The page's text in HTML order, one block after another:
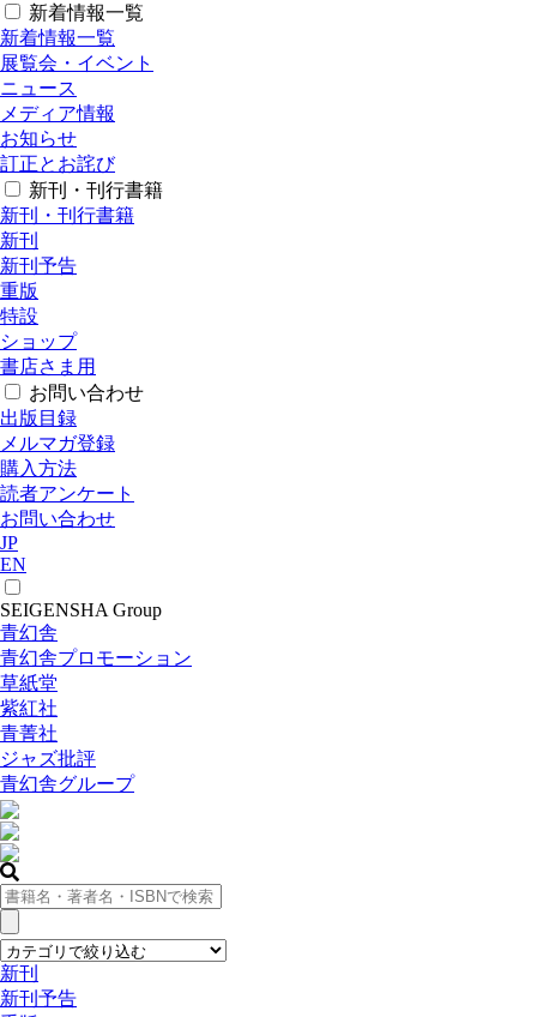
新着情報一覧
新着情報一覧
展覧会・イベント
ニュース
メディア情報
お知らせ
訂正とお詫び
新刊・刊行書籍
新刊・刊行書籍
新刊
新刊予告
重版
特設
ショップ
書店さま用
お問い合わせ
出版目録
メルマガ登録
購入方法
読者アンケート
お問い合わせ
JP
EN
SEIGENSHA Group
青幻舎
青幻舎プロモーション
草紙堂
紫紅社
青菁社
ジャズ批評
青幻舎グループ
新刊
新刊予告